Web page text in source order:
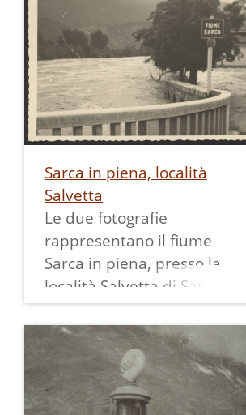
Enrichetta sua moglie
(Enrica Pisetta), le figlie
Ester, Palmina e Gemma, e
i figli Umberto e Roger.
Negli anni '60 era un
famoso posto di ritrovo per
i trentini della zona.
Sopra la porta d'ingresso è
presente una grande
insegna con la scritta "CAFE
TRENTINO" un'altra
insegna laterale, non
riporta "BAMPE (?) CAFE
TRENTINO". Sulla facciata
sono visibili insegne
pubblicitarie per bevande,
tra cui il marchio "MARTINI"
Sarca in piena, località
Salvetta
Le due fotografie
rappresentano il fiume
Sarca in piena, presso la
località Salvetta di Sarche.
Entrambe sono riprese dal
ponte sul fiume, nella
prima è in evidenza il
particolare del vecchio
ponte mentre nella